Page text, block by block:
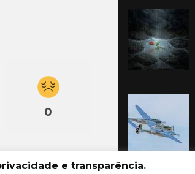
0
e transparência.